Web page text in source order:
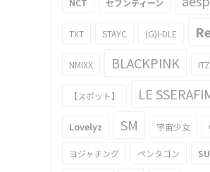
NCT セブンティーン
TXT STAYC (G)I-DLE
NMIXX BLACKPINK
【スポット】 LE
Lovelyz SM 宇宙少女
ヨジャチング ペンタゴン